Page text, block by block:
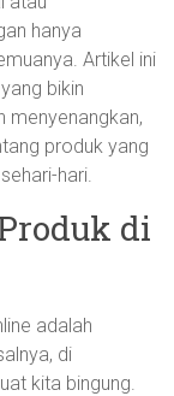
hanya
Artikel ini
bikin
menyenangkan,
produk yang
hari.
di
adalah
di
kita bingung.